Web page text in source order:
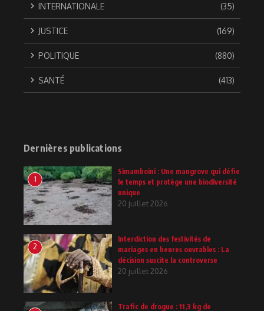
INTERNATIONALE (35)
JUSTICE (169)
POLITIQUE (880)
SANTÉ (413)
Dernières publications
1
Simamboini : Une mangrove qui défie
le temps et protège une biodiversité
unique
20 juillet 2026
2
Interdiction des festivités de
mariages en heures ouvrables : La
décision suscite la controverse
20 juillet 2026
Trafic de drogue : 11,3 kg de